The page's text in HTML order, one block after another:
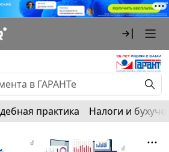
практика Налоги и